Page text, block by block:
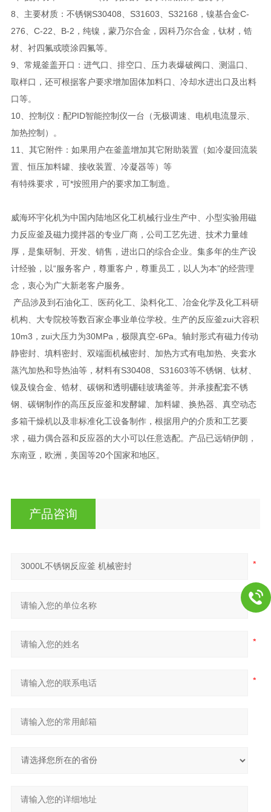
8、主要材质：不锈钢S30408、S31603、S32168，镍基合金C-
276、C-22、B-2，纯镍，蒙乃尔合金，因科乃尔合金，钛材，锆
材、衬四氟或喷涂四氟等。
9、常规釜盖开口：进气口、排空口、压力表爆破阀口、测温口、
取样口，还可根据客户要求增加固体加料口、冷却水进出口及出料
口等。
10、控制仪：配PID智能控制仪一台（无极调速、电机电流显示、
加热控制）。
11、其它附件：如果用户在釜盖增加其它附助装置（如冷凝回流装
置、恒压加料罐、接收装置、冷凝器等）等
有特殊要求，可*按照用户的要求加工制造。
威海环宇化机为中国内陆地区化工机械行业生产中、小型实验用磁
力反应釜及磁力搅拌器的专业厂商，公司工艺先进、技术力量雄
厚，是集研制、开发、销售，进出口的综合企业。集多年的生产设
计经验，以“服务客户，尊重客户，尊重员工，以人为本”的经营理
念，衷心为广大新老客户服务。
产品涉及到石油化工、医药化工、染料化工、冶金化学及化工科研
机构、大专院校等数百家企事业单位学校。生产的反应釜zui大容积
10m3，zui大压力为30MPa，极限真空-6Pa。轴封形式有磁力传动
静密封、填料密封、双端面机械密封、加热方式有电加热、夹套水
蒸汽加热和导热油等，材料有S30408、S31603等不锈钢、钛材、
镍及镍合金、锆材、碳钢和透明硼硅玻璃釜等。并承接配套不锈
钢、碳钢制作的高压反应釜和发酵罐、加料罐、换热器、真空动态
多箱干燥机以及非标准化工设备制作，根据用户的介质和工艺要
求，磁力偶合器和反应器的大小可以任意选配。产品已远销伊朗，
东南亚，欧洲，美国等20个国家和地区。
产品咨询